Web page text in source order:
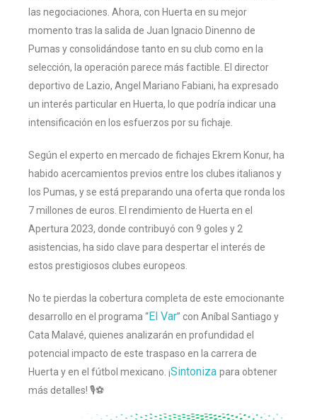
las negociaciones. Ahora, con Huerta en su mejor
momento tras la salida de Juan Ignacio Dinenno de
Pumas y consolidándose tanto en su club como en la
selección, la operación parece más factible. El director
deportivo de Lazio, Angel Mariano Fabiani, ha expresado
un interés particular en Huerta, lo que podría indicar una
intensificación en los esfuerzos por su fichaje.
Según el experto en mercado de fichajes Ekrem Konur, ha
habido acercamientos previos entre los clubes italianos y
los Pumas, y se está preparando una oferta que ronda los
7 millones de euros. El rendimiento de Huerta en el
Apertura 2023, donde contribuyó con 9 goles y 2
asistencias, ha sido clave para despertar el interés de
estos prestigiosos clubes europeos.
No te pierdas la cobertura completa de este emocionante
desarrollo en el programa “El Var” con Aníbal Santiago y
Cata Malavé, quienes analizarán en profundidad el
potencial impacto de este traspaso en la carrera de
Huerta y en el fútbol mexicano. ¡Sintoniza para obtener
más detalles! 🎙️⚽